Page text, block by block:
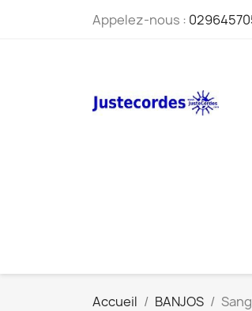
Appelez-nous :
Accueil BANJOS